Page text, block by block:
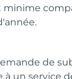
de
un service